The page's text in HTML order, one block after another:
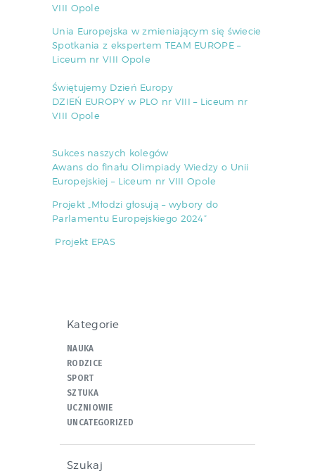
VIII Opole
Unia Europejska w zmieniającym się świecie
Spotkania z ekspertem TEAM EUROPE –
Liceum nr VIII Opole
Świętujemy Dzień Europy
DZIEŃ EUROPY w PLO nr VIII – Liceum nr
VIII Opole
Sukces naszych kolegów
Awans do finału Olimpiady Wiedzy o Unii
Europejskiej – Liceum nr VIII Opole
Projekt „Młodzi głosują – wybory do
Parlamentu Europejskiego 2024”
Projekt EPAS
Kategorie
NAUKA
RODZICE
SPORT
SZTUKA
UCZNIOWIE
UNCATEGORIZED
Szukaj